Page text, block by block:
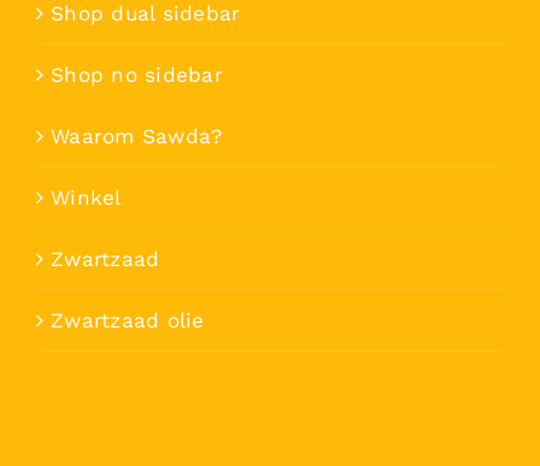
Shop dual sidebar
Shop no sidebar
Waarom Sawda?
Winkel
Zwartzaad
Zwartzaad olie